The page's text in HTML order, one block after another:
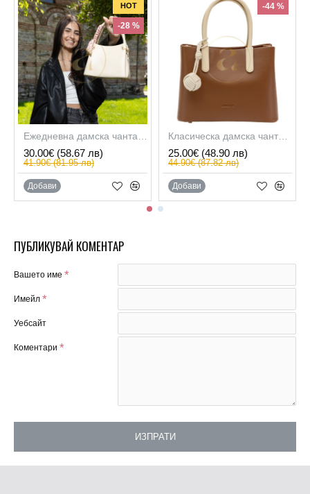
HOT
-28 %
30.00€ (58.67 лв)
41.90€(81.95 лв)
Добави
-44 %
25.00€ (48.90 лв)
44.90€(87.82 лв)
Добави
ПУБЛИКУВАЙ КОМЕНТАР
Вашето име
Имейл
Уебсайт
Коментари
ИЗПРАТИ